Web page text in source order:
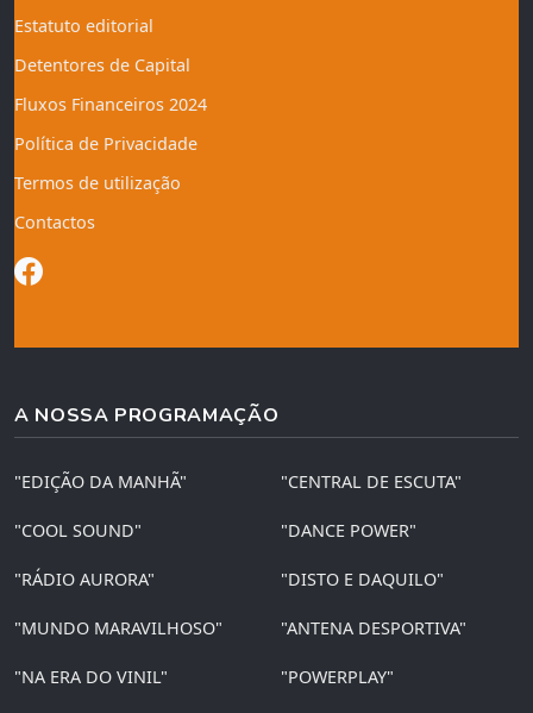
Estatuto editorial
Detentores de Capital
Fluxos Financeiros 2024
Política de Privacidade
Termos de utilização
Contactos
A NOSSA PROGRAMAÇÃO
"EDIÇÃO DA MANHÃ" "CENTRAL DE ESCUTA"
"COOL SOUND" "DANCE POWER"
"RÁDIO AURORA" "DISTO E DAQUILO"
"MUNDO MARAVILHOSO" "ANTENA DESPORTIVA"
"NA ERA DO VINIL" "POWERPLAY"